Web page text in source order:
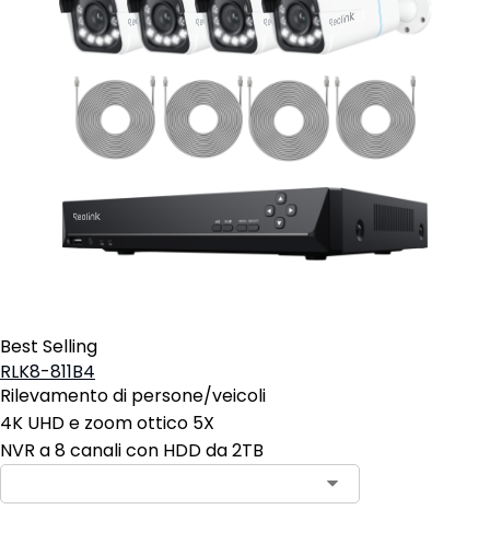
Best Selling
RLK8-811B4
Rilevamento di persone/veicoli
4K UHD e zoom ottico 5X
NVR a 8 canali con HDD da 2TB